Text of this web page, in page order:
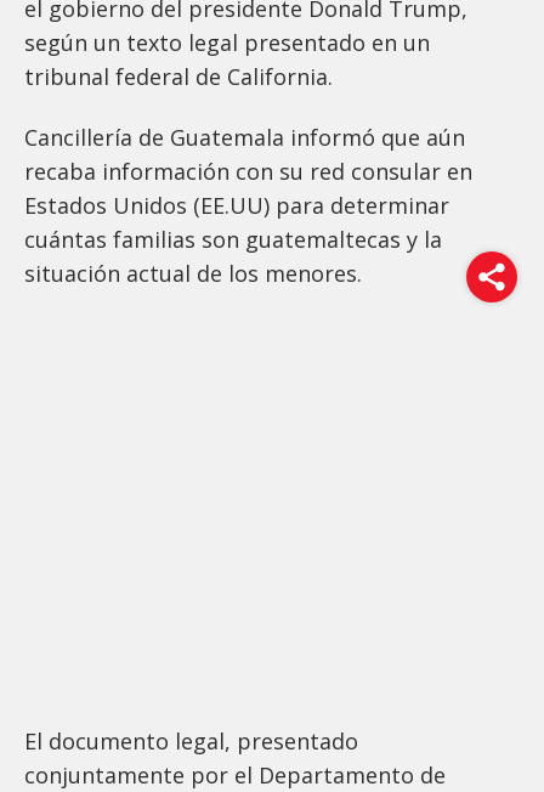
el gobierno del presidente Donald Trump,
según un texto legal presentado en un
tribunal federal de California.
Cancillería de Guatemala informó que aún
recaba información con su red consular en
Estados Unidos (EE.UU) para determinar
cuántas familias son guatemaltecas y la
situación actual de los menores.
El documento legal, presentado
conjuntamente por el Departamento de